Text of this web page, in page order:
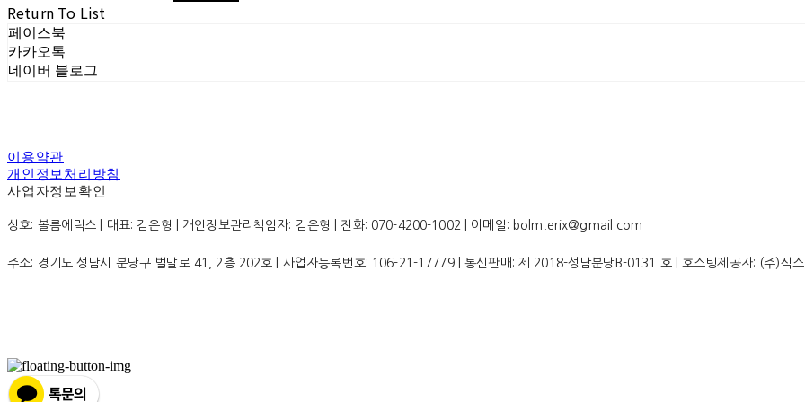
Return To List
페이스북
카카오톡
네이버 블로그
이용약관
개인정보처리방침
사업자정보확인
상호: 볼름에릭스 | 대표: 김은형 | 개인정보관리책임자: 김은형 | 전화: 070-4200-1002 | 이메일: bolm.erix@gmail.com
주소: 경기도 성남시 분당구 벌말로 41, 2층 202호 | 사업자등록번호: 106-21-17779| 통신판매: 제 2018-성남분당B-0131 호| 호스팅제공자: (주)식